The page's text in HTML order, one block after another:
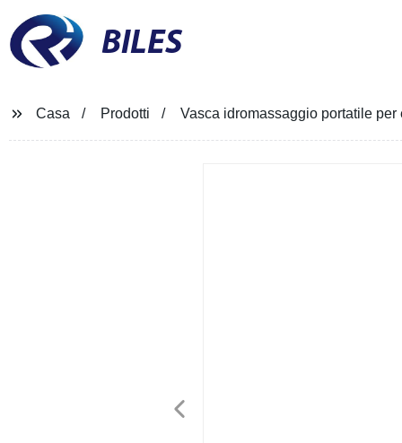
BILES
Casa Prodotti Vasca idromassaggio portatile